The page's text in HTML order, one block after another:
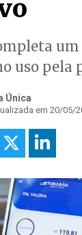
um
uso pela
Única
em 20/05/